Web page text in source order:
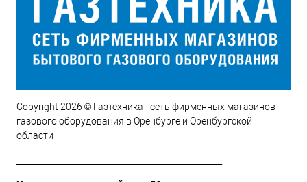
Copyright 2026 © Газтехника - сеть фирменных магазинов
газового оборудования в Оренбурге и Оренбургской
области